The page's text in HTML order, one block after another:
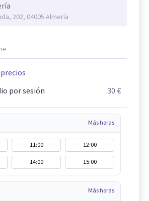
202, 04005 Almería
por sesión
30 €
Más horas
11:00
12:00
14:00 15:00
Más horas